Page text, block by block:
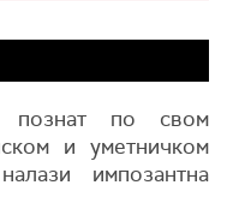
познат по свом
и уметничком
импозантна